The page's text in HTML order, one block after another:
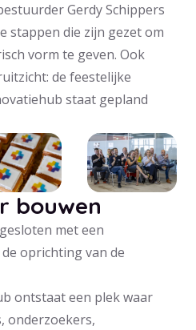
Gerdy Schippers
stappen die zijn gezet om
vorm te geven. Ook
de feestelijke
staat gepland
bouwen
met een
oprichting van de
ontstaat een plek waar
onderzoekers,